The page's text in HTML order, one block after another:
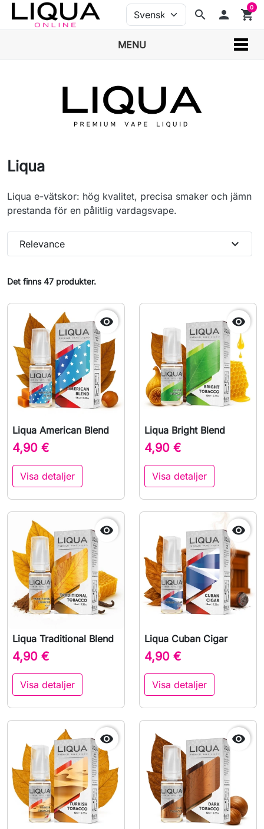
search person shopping_cart
0
MENU
Liqua
Liqua e-vätskor: hög kvalitet, precisa smaker och jämn
prestanda för en pålitlig vardagsvape.
Det finns 47 produkter.
Relevance expand_more

Liqua American Blend
4,90 €
Visa detaljer

Liqua Bright Blend
4,90 €
Visa detaljer

Liqua Traditional Blend
4,90 €
Visa detaljer

Liqua Cuban Cigar
4,90 €
Visa detaljer
 